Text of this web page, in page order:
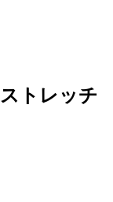
トレッチ